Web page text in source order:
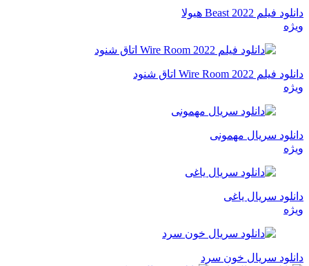
دانلود فیلم Beast 2022 هیولا
ویژه
دانلود فیلم Wire Room 2022 اتاق شنود
ویژه
دانلود سریال مهمونی
ویژه
دانلود سریال یاغی
ویژه
دانلود سریال خون سرد